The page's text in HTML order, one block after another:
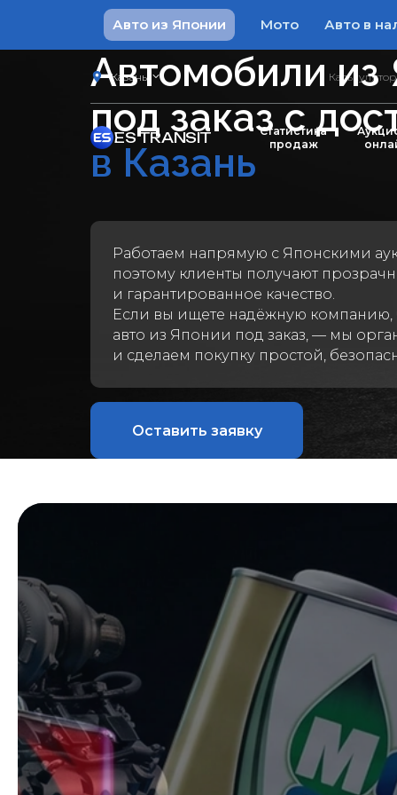
Авто из Японии Мото Авто в
Казань
ES TRANSIT
Статистика
продаж
Автомобили из
под заказ с
в Казань
Работаем напрямую с Японскими
поэтому клиенты получают
и гарантированное качество.
Если вы ищете надёжную компанию,
авто из Японии под заказ, — мы
и сделаем покупку простой,
Оставить заявку